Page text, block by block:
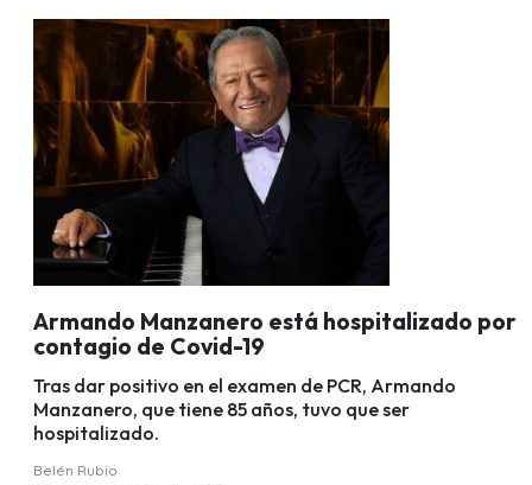
Armando Manzanero está hospitalizado por
contagio de Covid-19
Tras dar positivo en el examen de PCR, Armando
Manzanero, que tiene 85 años, tuvo que ser
hospitalizado.
Belén Rubio